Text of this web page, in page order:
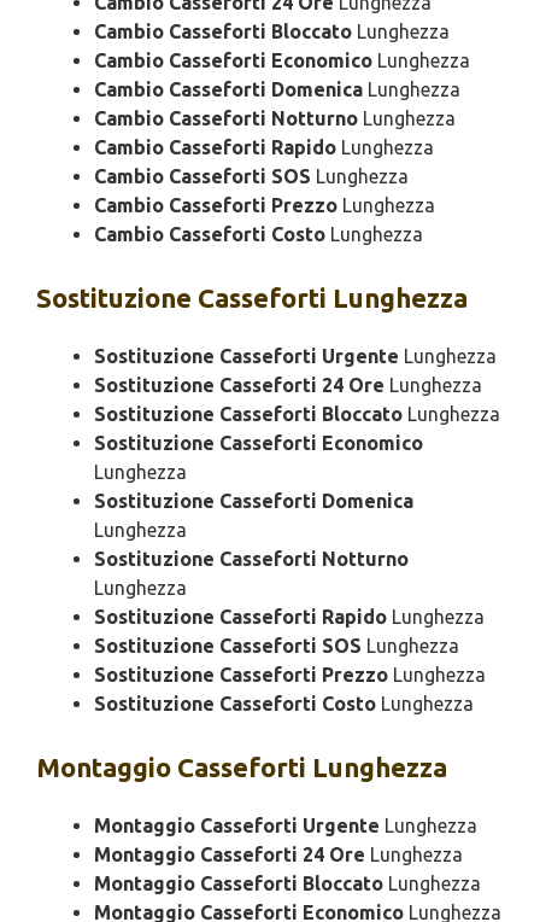
Cambio Casseforti Bloccato Lunghezza
Cambio Casseforti Economico Lunghezza
Cambio Casseforti Domenica Lunghezza
Cambio Casseforti Notturno Lunghezza
Cambio Casseforti Rapido Lunghezza
Cambio Casseforti SOS Lunghezza
Cambio Casseforti Prezzo Lunghezza
Cambio Casseforti Costo Lunghezza
Sostituzione Casseforti Lunghezza
Sostituzione Casseforti Urgente Lunghezza
Sostituzione Casseforti 24 Ore Lunghezza
Sostituzione Casseforti Bloccato Lunghezza
Sostituzione Casseforti Economico
Lunghezza
Sostituzione Casseforti Domenica
Lunghezza
Sostituzione Casseforti Notturno
Lunghezza
Sostituzione Casseforti Rapido Lunghezza
Sostituzione Casseforti SOS Lunghezza
Sostituzione Casseforti Prezzo Lunghezza
Sostituzione Casseforti Costo Lunghezza
Montaggio Casseforti Lunghezza
Montaggio Casseforti Urgente Lunghezza
Montaggio Casseforti 24 Ore Lunghezza
Montaggio Casseforti Bloccato Lunghezza
Montaggio Casseforti Economico Lunghezza